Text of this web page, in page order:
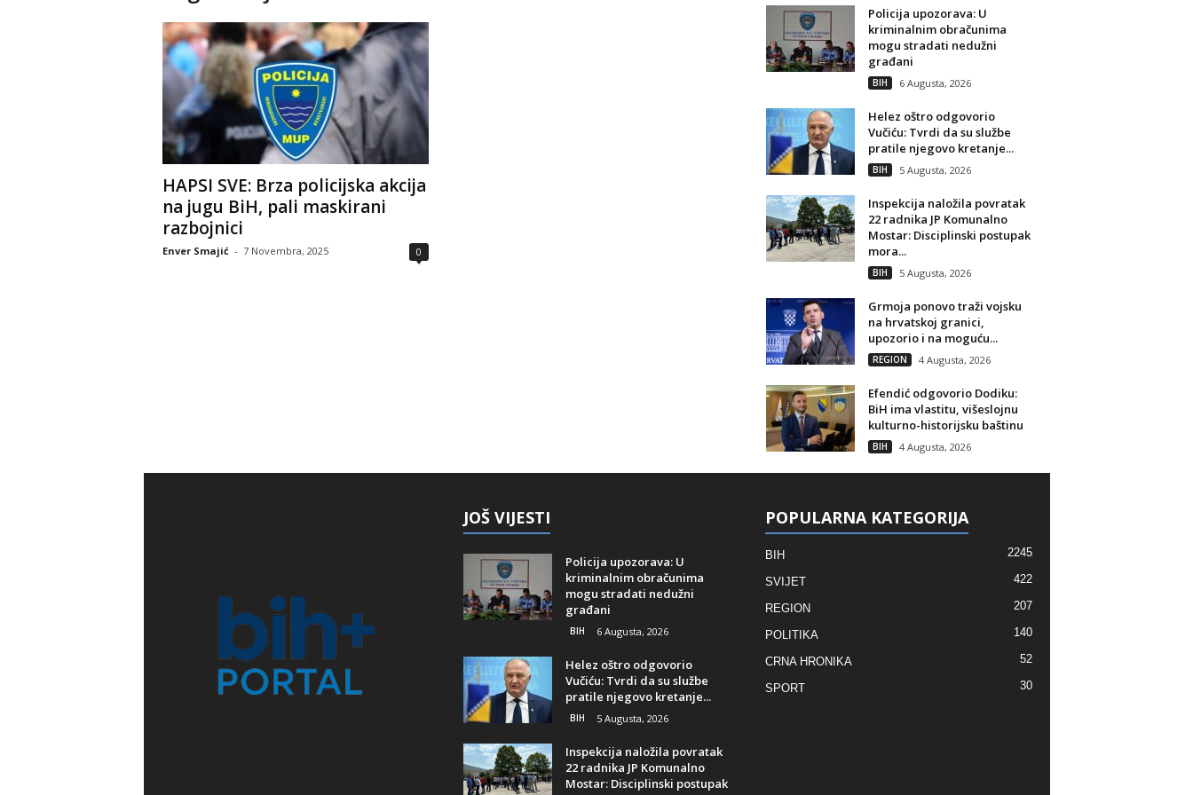
HAPSI SVE: Brza policijska akcija
na jugu BiH, pali maskirani
razbojnici
Enver Smajić - 7 Novembra, 2025 0
Policija upozorava: U
kriminalnim obračunima
mogu stradati nedužni
građani
BIH 6 Augusta, 2026
Helez oštro odgovorio
Vučiću: Tvrdi da su službe
pratile njegovo kretanje...
BIH 5 Augusta, 2026
Inspekcija naložila povratak
22 radnika JP Komunalno
Mostar: Disciplinski postupak
mora...
BIH 5 Augusta, 2026
Grmoja ponovo traži vojsku
na hrvatskoj granici,
upozorio i na moguću...
REGION 4 Augusta, 2026
Efendić odgovorio Dodiku:
BiH ima vlastitu, višeslojnu
kulturno-historijsku baštinu
BIH 4 Augusta, 2026
JOŠ VIJESTI
Policija upozorava: U
kriminalnim obračunima
mogu stradati nedužni
građani
BIH 6 Augusta, 2026
Helez oštro odgovorio
Vučiću: Tvrdi da su službe
pratile njegovo kretanje...
BIH 5 Augusta, 2026
Inspekcija naložila povratak
22 radnika JP Komunalno
Mostar: Disciplinski postupak
POPULARNA KATEGORIJA
BIH 2245
SVIJET 422
REGION 207
POLITIKA 140
CRNA HRONIKA 52
SPORT 30